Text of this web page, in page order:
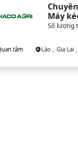
Máy
Số lượng
tâm Lào , Gia Lai